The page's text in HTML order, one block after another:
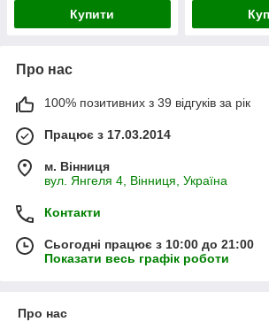
Купити
Про нас
100% позитивних з 39 відгуків за рік
Працює з 17.03.2014
м. Вінниця
вул. Янгеля 4, Вінниця, Україна
Контакти
Сьогодні працює з 10:00 до 21:00
Показати весь графік роботи
Про нас